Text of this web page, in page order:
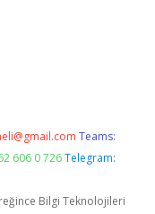
Teams:
606 0 726 Telegram:
Bilgi Teknolojileri